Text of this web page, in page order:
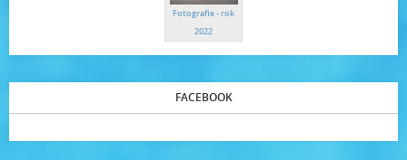
Fotografie - rok
2022
FACEBOOK